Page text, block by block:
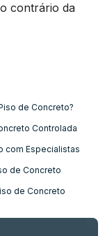
contrário da
de Concreto?
Controlada
com Especialistas
de Concreto
de Concreto